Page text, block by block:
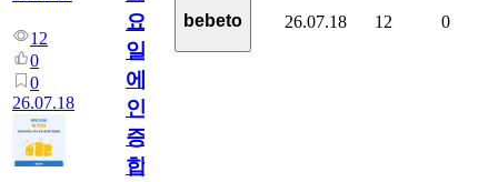
12
0
0
26.07.18
요
일
에
인
증
합
bebeto 26.07.18 12 0